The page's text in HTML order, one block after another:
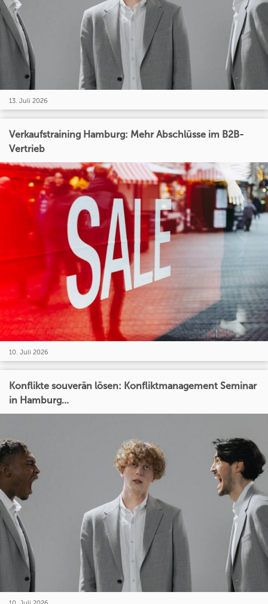
13. Juli 2026
Verkaufstraining Hamburg: Mehr Abschlüsse im B2B-
Vertrieb
10. Juli 2026
Konflikte souverän lösen: Konfliktmanagement Seminar
in Hamburg...